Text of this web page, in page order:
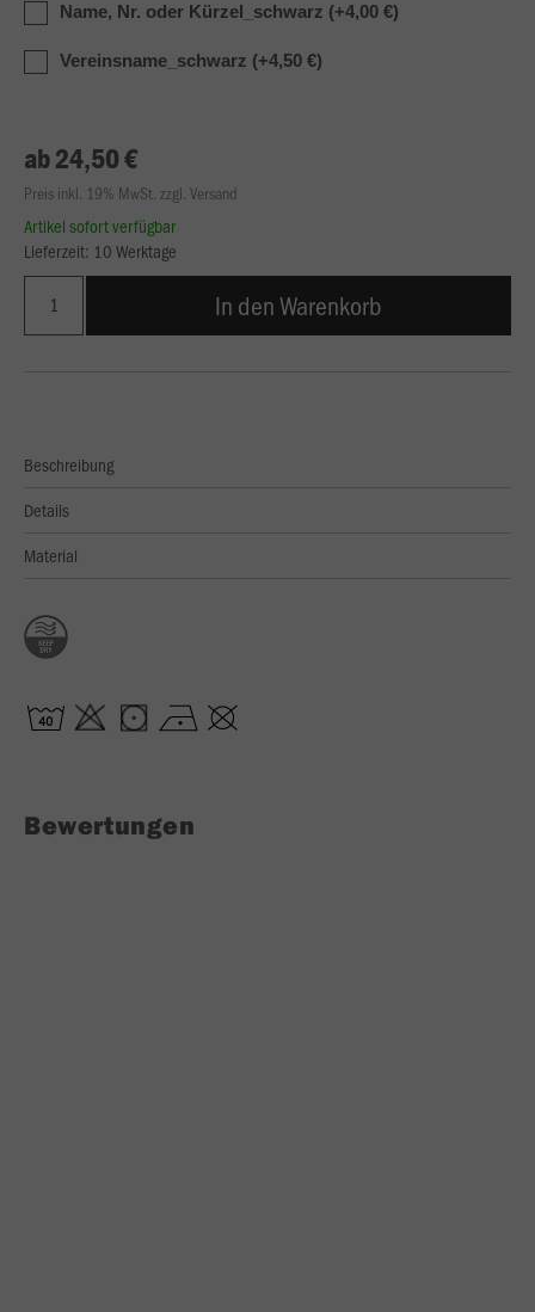
Name, Nr. oder Kürzel_schwarz (+4,00 €)
Vereinsname_schwarz (+4,50 €)
ab 24,50 €
Preis inkl. 19% MwSt. zzgl. Versand
Artikel sofort verfügbar
Lieferzeit: 10 Werktage
In den Warenkorb
Beschreibung
Details
Material
Bewertungen